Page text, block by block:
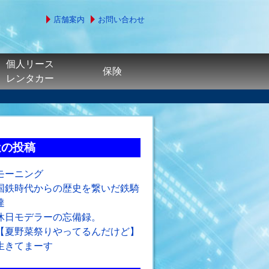
店舗案内 お問い合わせ
個人リース
レンタカー
保険
投稿
ーニング
鉄時代からの歴史を繋いだ鉄騎
日モデラーの忘備録。
夏野菜祭りやってるんだけど】
きてまーす